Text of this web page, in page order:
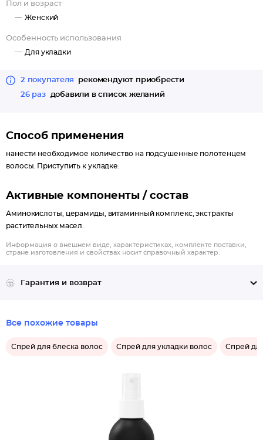
Пол и возраст
Женский
Особенность использования
Для укладки
2 покупателя
рекомендуют приобрести
26 раз
добавили в список желаний
Способ применения
нанести необходимое количество на подсушенные полотенцем
волосы. Приступить к укладке.
Активные компоненты / состав
Аминокислоты, церамиды, витаминный комплекс, экстракты
растительных масел.
Информация о внешнем виде, характеристиках, комплекте поставки,
стране изготовления и свойствах носит справочный характер.
Гарантия и возврат
Все похожие товары
Спрей для блеска волос Спрей для укладки волос Спрей